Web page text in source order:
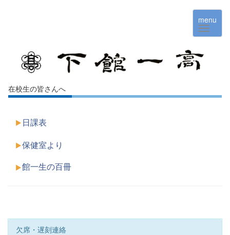
menu
在校生の皆さんへ
日課表
保健室より
館一生の百冊
欠席・遅刻連絡